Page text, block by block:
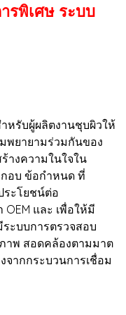
รพิเศษ ระบบ
รับผู้ผลิตงานชุบผิวให้
พยายามร่วมกันของ
างความในใจใน
กอบ ข้อกำหนด ที่
ระโยชน์ต่อ
และ เพื่อให้มี
ะบบการตรวจสอบ
พ สอดคล้องตามมาต
จากกระบวนการเชื่อม